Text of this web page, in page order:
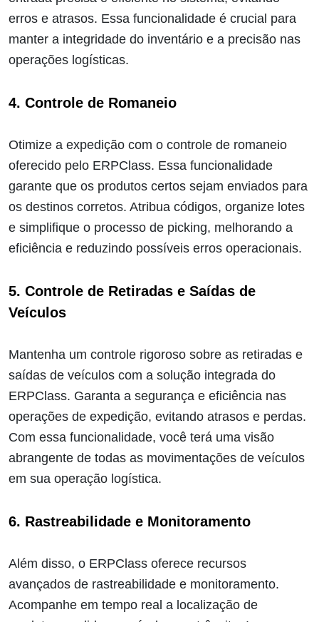
erros e atrasos. Essa funcionalidade é crucial para
manter a integridade do inventário e a precisão nas
operações logísticas.
4. Controle de Romaneio
Otimize a expedição com o controle de romaneio
oferecido pelo ERPClass. Essa funcionalidade
garante que os produtos certos sejam enviados para
os destinos corretos. Atribua códigos, organize lotes
e simplifique o processo de picking, melhorando a
eficiência e reduzindo possíveis erros operacionais.
5. Controle de Retiradas e Saídas de
Veículos
Mantenha um controle rigoroso sobre as retiradas e
saídas de veículos com a solução integrada do
ERPClass. Garanta a segurança e eficiência nas
operações de expedição, evitando atrasos e perdas.
Com essa funcionalidade, você terá uma visão
abrangente de todas as movimentações de veículos
em sua operação logística.
6. Rastreabilidade e Monitoramento
Além disso, o ERPClass oferece recursos
avançados de rastreabilidade e monitoramento.
Acompanhe em tempo real a localização de